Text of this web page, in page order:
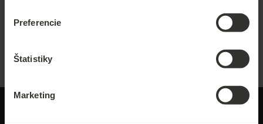
Preferencie
Štatistiky
Marketing
vám poskytneme akékoľvek ďalšie informácie, ktoré ste nenašli na našej